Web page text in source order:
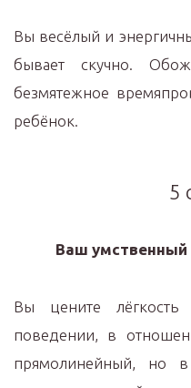
Вы весёлый и
бывает скучно.
безмятежное
ребёнок.
5
Ваш умственный
Вы цените
поведении, в
прямолинейный, но